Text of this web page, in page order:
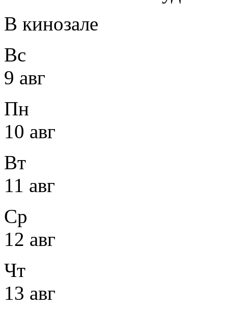
В кинозале
Вс
9 авг
Пн
10 авг
Вт
11 авг
Ср
12 авг
Чт
13 авг